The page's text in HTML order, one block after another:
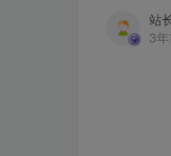
站
3